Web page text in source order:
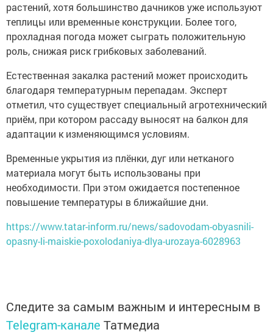
растений, хотя большинство дачников уже используют
теплицы или временные конструкции. Более того,
прохладная погода может сыграть положительную
роль, снижая риск грибковых заболеваний.
Естественная закалка растений может происходить
благодаря температурным перепадам. Эксперт
отметил, что существует специальный агротехнический
приём, при котором рассаду выносят на балкон для
адаптации к изменяющимся условиям.
Временные укрытия из плёнки, дуг или нетканого
материала могут быть использованы при
необходимости. При этом ожидается постепенное
повышение температуры в ближайшие дни.
https://www.tatar-inform.ru/news/sadovodam-obyasnili-
opasny-li-maiskie-poxolodaniya-dlya-urozaya-6028963
Следите за самым важным и интересным в
Telegram-канале Татмедиа